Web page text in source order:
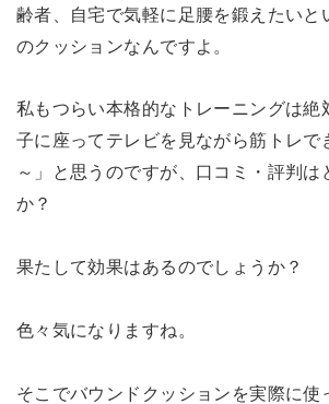
齢者、自宅で気軽に足腰を鍛えたいと
のクッションなんですよ。
私もつらい本格的なトレーニングは絶
子に座ってテレビを見ながら筋トレで
～」と思うのですが、口コミ・評判は
か？
果たして効果はあるのでしょうか？
色々気になりますね。
そこでバウンドクッションを実際に使